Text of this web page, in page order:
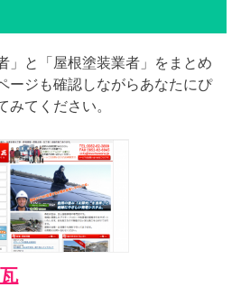
」と「屋根塗装業者」をまとめ
ージも確認しながらあなたにぴ
みてください。